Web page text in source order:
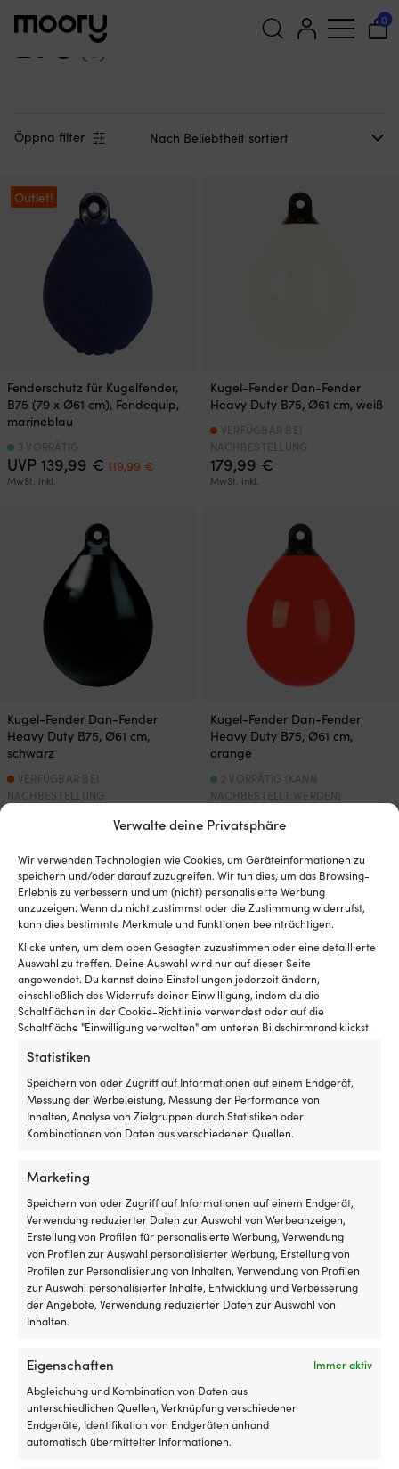
Verwalte deine Privatsphäre
Wir verwenden Technologien wie Cookies, um Geräteinformationen zu
speichern und/oder darauf zuzugreifen. Wir tun dies, um das Browsing-
Erlebnis zu verbessern und um (nicht) personalisierte Werbung
anzuzeigen. Wenn du nicht zustimmst oder die Zustimmung widerrufst,
kann dies bestimmte Merkmale und Funktionen beeinträchtigen.
Klicke unten, um dem oben Gesagten zuzustimmen oder eine detaillierte
Auswahl zu treffen. Deine Auswahl wird nur auf dieser Seite
angewendet. Du kannst deine Einstellungen jederzeit ändern,
einschließlich des Widerrufs deiner Einwilligung, indem du die
Schaltflächen in der Cookie-Richtlinie verwendest oder auf die
Schaltfläche "Einwilligung verwalten" am unteren Bildschirmrand klickst.
Statistiken
Speichern von oder Zugriff auf Informationen auf einem Endgerät,
Messung der Werbeleistung, Messung der Performance von
Inhalten, Analyse von Zielgruppen durch Statistiken oder
Kombinationen von Daten aus verschiedenen Quellen.
Marketing
Speichern von oder Zugriff auf Informationen auf einem Endgerät,
Verwendung reduzierter Daten zur Auswahl von Werbeanzeigen,
Erstellung von Profilen für personalisierte Werbung, Verwendung
von Profilen zur Auswahl personalisierter Werbung, Erstellung von
Profilen zur Personalisierung von Inhalten, Verwendung von Profilen
zur Auswahl personalisierter Inhalte, Entwicklung und Verbesserung
der Angebote, Verwendung reduzierter Daten zur Auswahl von
Inhalten.
Eigenschaften
Immer aktiv
Abgleichung und Kombination von Daten aus
unterschiedlichen Quellen, Verknüpfung verschiedener
Endgeräte, Identifikation von Endgeräten anhand
automatisch übermittelter Informationen.
0
B75 (5)
Öppna filter
Outlet!
Fenderschutz für Kugelfender,
B75 (79 x Ø61 cm), Fendequip,
marineblau
UVP 139,99 € Ursprünglicher
Preis
119,99 €
MwSt. inkl.
3 VORRÄTIG
Kugel-Fender Dan-Fender
Heavy Duty B75, Ø61 cm, weiß
179,99 €
MwSt. inkl.
VERFÜGBAR BEI
NACHBESTELLUNG
Kugel-Fender Dan-Fender
Heavy Duty B75, Ø61 cm,
schwarz
VERFÜGBAR BEI
NACHBESTELLUNG
Kugel-Fender Dan-Fender
Heavy Duty B75, Ø61 cm,
orange
MwSt. inkl.
2 VORRÄTIG (KANN
NACHBESTELLT WERDEN)
Outlet!
Fenderschutz für Kugelfender,
B75 (79 x Ø61 cm), Fendequip,
schwarz
UVP139,99€ Ursprünglicher
Aktueller
2 VORRÄTIG
Die einfachste Preisgarantie der
Welt!
Jetzt kaufen, später vergleichen.
Preise aller Shops weltweit an. Du kannst also
ganz entspannt jetzt einkaufen – findest du den
Artikel innerhalb von 14 Tagen bei einem anderen